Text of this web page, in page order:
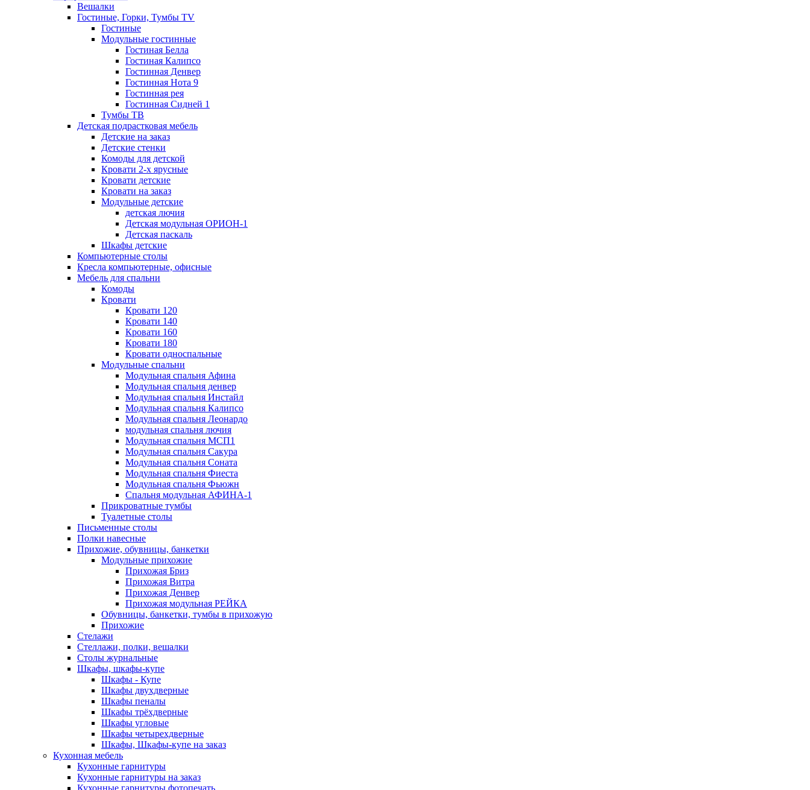
Вешалки
Гостиные, Горки, Тумбы TV
Гостиные
Модульные гостинные
Гостиная Белла
Гостиная Калипсо
Гостинная Денвер
Гостинная Нота 9
Гостинная рея
Гостинная Сидней 1
Тумбы ТВ
Детская подрастковая мебель
Детские на заказ
Детские стенки
Комоды для детской
Кровати 2-х ярусные
Кровати детские
Кровати на заказ
Модульные детские
детская лючия
Детская модульная ОРИОН-1
Детская паскаль
Шкафы детские
Компьютерные столы
Кресла компьютерные, офисные
Мебель для спальни
Комоды
Кровати
Кровати 120
Кровати 140
Кровати 160
Кровати 180
Кровати односпальные
Модульные спальни
Модульная спальня Афина
Модульная спальня денвер
Модульная спальня Инстайл
Модульная спальня Калипсо
Модульная спальня Леонардо
модульная спальня лючия
Модульная спальня МСП1
Модульная спальня Сакура
Модульная спальня Соната
Модульная спальня Фиеста
Модульная спальня Фьюжн
Спальня модульная АФИНА-1
Прикроватные тумбы
Туалетные столы
Письменные столы
Полки навесные
Прихожие, обувницы, банкетки
Модульные прихожие
Прихожая Бриз
Прихожая Витра
Прихожая Денвер
Прихожая модульная РЕЙКА
Обувницы, банкетки, тумбы в прихожую
Прихожие
Стелажи
Стеллажи, полки, вешалки
Столы журнальные
Шкафы, шкафы-купе
Шкафы - Купе
Шкафы двухдверные
Шкафы пеналы
Шкафы трёхдверные
Шкафы угловые
Шкафы четырехдверные
Шкафы, Шкафы-купе на заказ
Кухонная мебель
Кухонные гарнитуры
Кухонные гарнитуры на заказ